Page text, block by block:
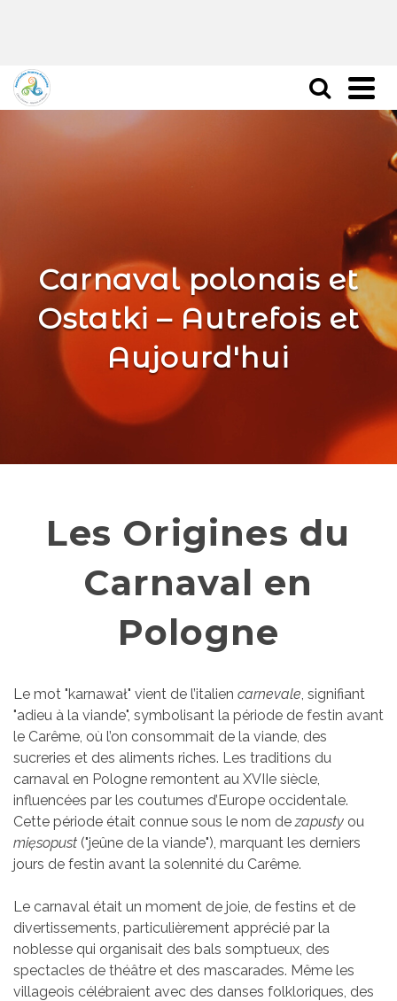
Carnaval polonais et
Ostatki – Autrefois et
Aujourd'hui
Les Origines du
Carnaval en
Pologne
Le mot "karnawał" vient de l’italien carnevale, signifiant
"adieu à la viande", symbolisant la période de festin avant
le Carême, où l’on consommait de la viande, des
sucreries et des aliments riches. Les traditions du
carnaval en Pologne remontent au XVIIe siècle,
influencées par les coutumes d’Europe occidentale.
Cette période était connue sous le nom dezapusty ou
mięsopust ("jeûne de la viande"), marquant les derniers
jours de festin avant la solennité du Carême.
Le carnaval était un moment de joie, de festins et de
divertissements, particulièrement apprécié par la
noblesse qui organisait des bals somptueux, des
spectacles de théâtre et des mascarades. Même les
villageois célébraient avec des danses folkloriques, des